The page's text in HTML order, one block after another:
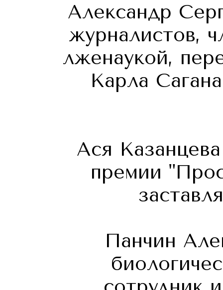
Александр
журналистов,
лженаукой,
Карла
Ася
премии
Панчин